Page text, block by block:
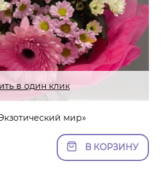
в один клик
мир»
В КОРЗИНУ